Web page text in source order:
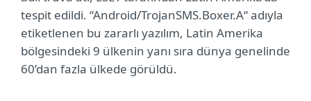
tespit edildi. “Android/TrojanSMS.Boxer.A“adıyla
etiketlenen bu zararlı yazılım, Latin Amerika
bölgesindeki 9 ülkenin yanı sıra dünya genelinde
60’dan fazla ülkede görüldü.